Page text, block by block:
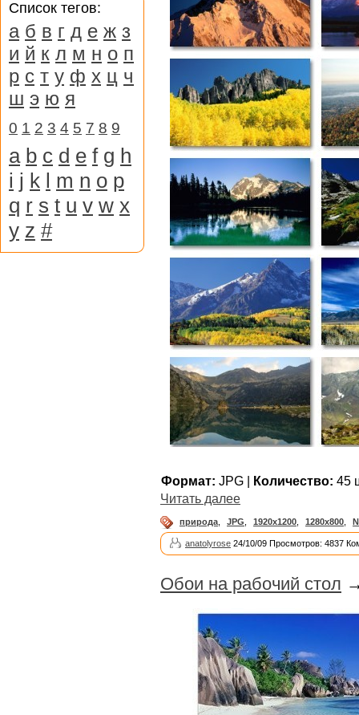
Формат: JPG | Количество: 45
Читать далее
природа JPG 1920x1200 1280x800
anatolyrose 24/10/09 Просмотров: 4837
Обои на рабочий стол
Список тегов:
а б в г д е ж з
и й к л м н о п
р с т у ф х ц ч
ш э ю я
0 1 2 3 4 5 7 8 9
a b c d e f g h
i j k l m n o p
q r s t u v w x
y z #